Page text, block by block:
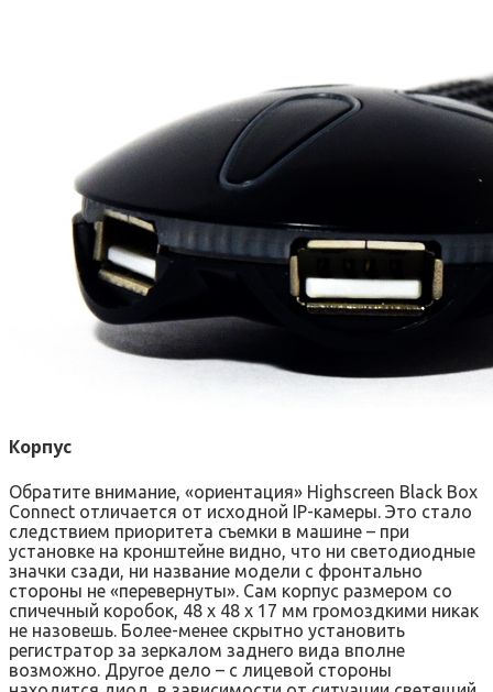
Корпус
Обратите внимание, «ориентация» Highscreen Black Box
Connect отличается от исходной IP-камеры. Это стало
следствием приоритета съемки в машине – при
установке на кронштейне видно, что ни светодиодные
значки сзади, ни название модели с фронтально
стороны не «перевернуты». Сам корпус размером со
спичечный коробок, 48 х 48 х 17 мм громоздкими никак
не назовешь. Более-менее скрытно установить
регистратор за зеркалом заднего вида вполне
возможно. Другое дело – с лицевой стороны